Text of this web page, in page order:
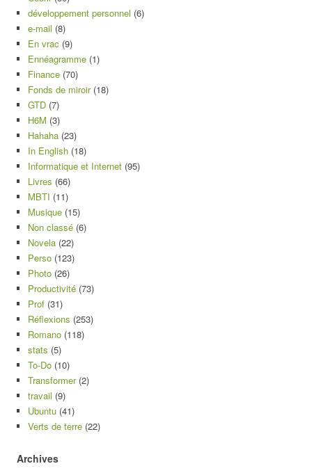
développement personnel (6)
e-mail (8)
En vrac (9)
Ennéagramme (1)
Finance (70)
Fonds de miroir(18)
GTD (7)
H6M (3)
Hahaha (23)
In English (18)
Informatique et Internet (95)
Livres (66)
MBTI (11)
Musique (15)
Non classé (6)
Novela (22)
Perso (123)
Photo (26)
Productivité (73)
Prof (31)
Réflexions (253)
Romano (118)
stats (5)
To-Do (10)
Transformer(2)
travail (9)
Ubuntu (41)
Verts de terre (22)
Archives